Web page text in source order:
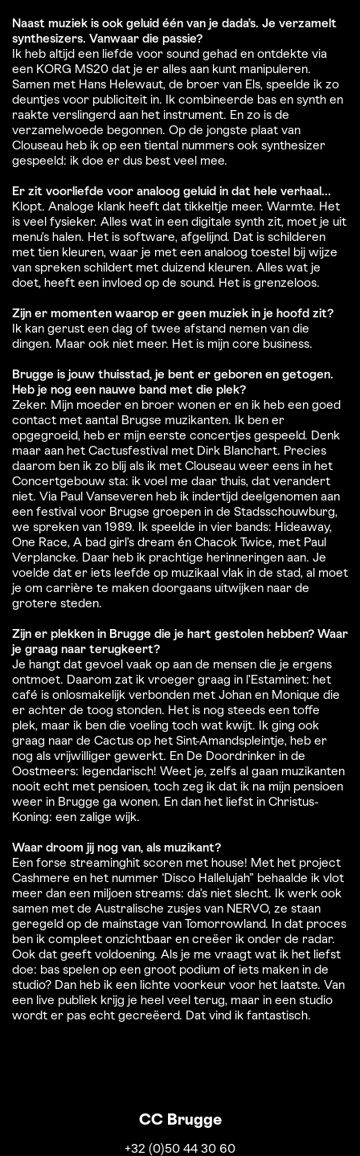
Naast muziek is ook geluid één van je dada’s. Je verzamelt
synthesizers. Vanwaar die passie?
Ik heb altijd een liefde voor sound gehad en ontdekte via
een KORG MS20 dat je er alles aan kunt manipuleren.
Samen met Hans Helewaut, de broer van Els, speelde ik zo
deuntjes voor publiciteit in. Ik combineerde bas en synth en
raakte verslingerd aan het instrument. En zo is de
verzamelwoede begonnen. Op de jongste plaat van
Clouseau heb ik op een tiental nummers ook synthesizer
gespeeld: ik doe er dus best veel mee.
Er zit voorliefde voor analoog geluid in dat hele verhaal...
Klopt. Analoge klank heeft dat tikkeltje meer. Warmte. Het
is veel fysieker. Alles wat in een digitale synth zit, moet je uit
menu’s halen. Het is software, afgelijnd. Dat is schilderen
met tien kleuren, waar je met een analoog toestel bij wijze
van spreken schildert met duizend kleuren. Alles wat je
doet, heeft een invloed op de sound. Het is grenzeloos.
Zijn er momenten waarop er geen muziek in je hoofd zit?
Ik kan gerust een dag of twee afstand nemen van die
dingen. Maar ook niet meer. Het is mijn core business.
Brugge is jouw thuisstad, je bent er geboren en getogen.
Heb je nog een nauwe band met die plek?
Zeker. Mijn moeder en broer wonen er en ik heb een goed
contact met aantal Brugse muzikanten. Ik ben er
opgegroeid, heb er mijn eerste concertjes gespeeld. Denk
maar aan het Cactusfestival met Dirk Blanchart. Precies
daarom ben ik zo blij als ik met Clouseau weer eens in het
Concertgebouw sta: ik voel me daar thuis, dat verandert
niet. Via Paul Vanseveren heb ik indertijd deelgenomen aan
een festival voor Brugse groepen in de Stadsschouwburg,
we spreken van 1989. Ik speelde in vier bands: Hideaway,
One Race, A bad girl’s dream én Chacok Twice, met Paul
Verplancke. Daar heb ik prachtige herinneringen aan. Je
voelde dat er iets leefde op muzikaal vlak in de stad, al moet
je om carrière te maken doorgaans uitwijken naar de
grotere steden.
Zijn er plekken in Brugge die je hart gestolen hebben? Waar
je graag naar terugkeert?
Je hangt dat gevoel vaak op aan de mensen die je ergens
ontmoet. Daarom zat ik vroeger graag in l’Estaminet: het
café is onlosmakelijk verbonden met Johan en Monique die
er achter de toog stonden. Het is nog steeds een toffe
plek, maar ik ben die voeling toch wat kwijt. Ik ging ook
graag naar de Cactus op het Sint-Amandspleintje, heb er
nog als vrijwilliger gewerkt. En De Doordrinker in de
Oostmeers: legendarisch! Weet je, zelfs al gaan muzikanten
nooit echt met pensioen, toch zeg ik dat ik na mijn pensioen
weer in Brugge ga wonen. En dan het liefst in Christus-
Koning: een zalige wijk.
Waar droom jij nog van, als muzikant?
Een forse streaminghit scoren met house! Met het project
Cashmere en het nummer ‘Disco Hallelujah” behaalde ik vlot
meer dan een miljoen streams: da’s niet slecht. Ik werk ook
samen met de Australische zusjes van NERVO, ze staan
geregeld op de mainstage van Tomorrowland. In dat proces
ben ik compleet onzichtbaar en creëer ik onder de radar.
Ook dat geeft voldoening. Als je me vraagt wat ik het liefst
doe: bas spelen op een groot podium of iets maken in de
studio? Dan heb ik een lichte voorkeur voor het laatste. Van
een live publiek krijg je heel veel terug, maar in een studio
wordt er pas echt gecreëerd. Dat vind ik fantastisch.
CC Brugge
+32 (0)50 44 30 60